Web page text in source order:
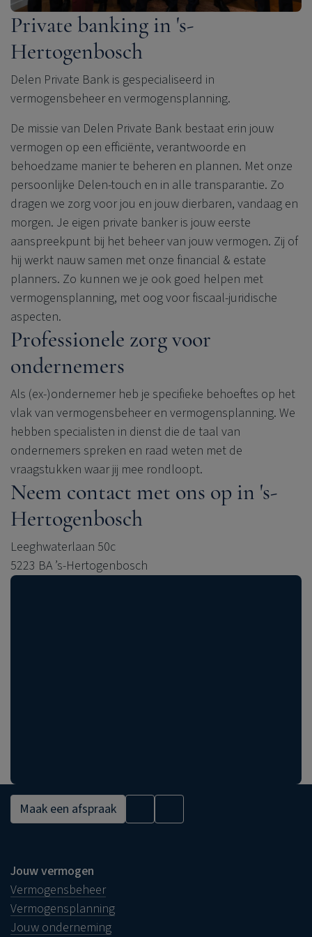
Private banking in 's-
Hertogenbosch
Delen Private Bank is gespecialiseerd in
vermogensbeheer en vermogensplanning.
De missie van Delen Private Bank bestaat erin jouw
vermogen op een efficiënte, verantwoorde en
behoedzame manier te beheren en plannen. Met onze
persoonlijke Delen-touch en in alle transparantie. Zo
dragen we zorg voor jou en jouw dierbaren, vandaag en
morgen. Je eigen private banker is jouw eerste
aanspreekpunt bij het beheer van jouw vermogen. Zij of
hij werkt nauw samen met onze financial & estate
planners. Zo kunnen we je ook goed helpen met
vermogensplanning, met oog voor fiscaal-juridische
aspecten.
Professionele zorg voor
ondernemers
Als (ex-)ondernemer heb je specifieke behoeftes op het
vlak van vermogensbeheer en vermogensplanning. We
hebben specialisten in dienst die de taal van
ondernemers spreken en raad weten met de
vraagstukken waar jij mee rondloopt.
Neem contact met ons op in 's-
Hertogenbosch
Leeghwaterlaan 50c
5223 BA ’s-Hertogenbosch
Maak een afspraak
Jouw vermogen
Vermogensbeheer
Vermogensplanning
Jouw onderneming